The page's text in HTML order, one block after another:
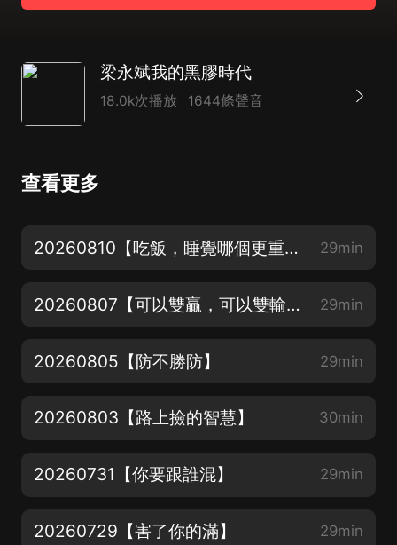
梁永斌我的黑膠時代
18.0k次播放 1644條聲音
查看更多
20260810【吃飯，睡覺哪個更重要？】 29min
20260807【可以雙贏，可以雙輸，唯獨不能單贏】 29min
20260805【防不勝防】 29min
20260803【路上撿的智慧】 30min
20260731【你要跟誰混】 29min
20260729【害了你的滿】 29min